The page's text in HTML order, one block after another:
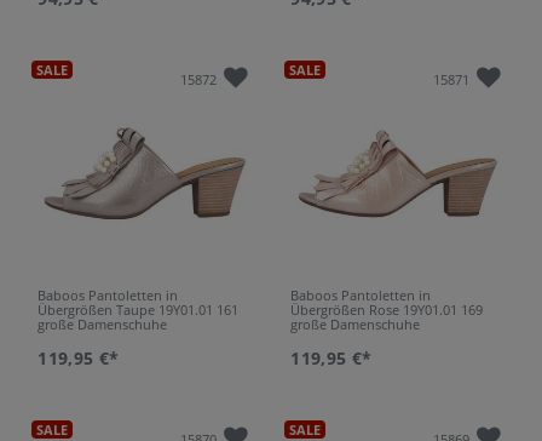
SALE 15872
Baboos Pantoletten in
Übergrößen Taupe 19Y01.01 161
große Damenschuhe
119,95 €*
SALE 15871
Baboos Pantoletten in
Übergrößen Rose 19Y01.01 169
große Damenschuhe
119,95 €*
SALE SALE